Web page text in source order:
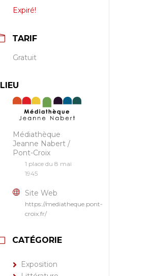
Expiré!
TARIF
Gratuit
LIEU
Médiathèque
Jeanne Nabert /
Pont-Croix
1 place du 8 mai
1945
Site Web
https://mediatheque.pont-
croix.fr/
CATÉGORIE
Exposition